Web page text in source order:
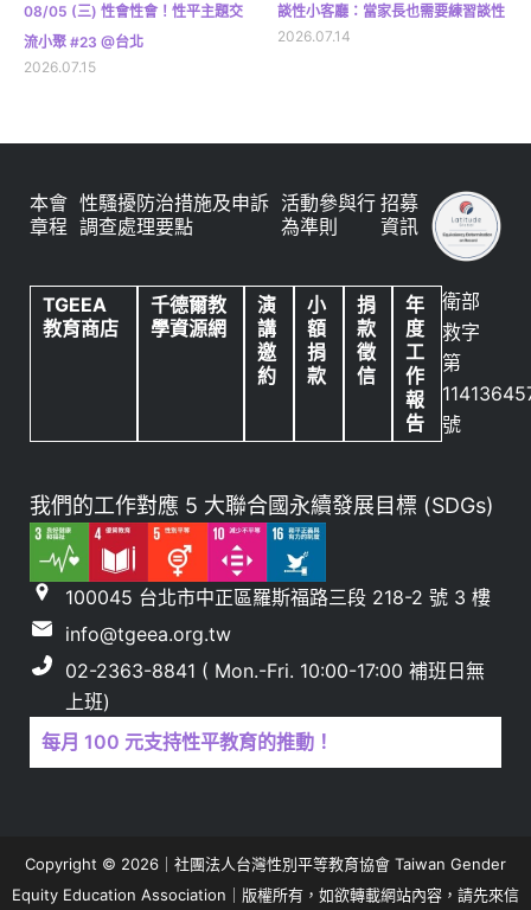
08/05 (三) 性會性會！性平主題交
流小聚 #23 @台北
2026.07.15
談性小客廳：當家長也需要練習談性
2026.07.14
本會
章程
性騷擾防治措施及申訴
調查處理要點
活動參與行
為準則
招募
資訊
TGEEA
教育商店
千德爾教
學資源網
演
講
邀
約
小
額
捐
款
捐
款
徵
信
年
度
工
作
報
告
衛部
救字
第
號
我們的工作對應 5 大聯合國永續發展目標 (SDGs)
100045 台北市中正區羅斯福路三段 218-2 號 3 樓
info@tgeea.org.tw
02-2363-8841 ( Mon.-Fri. 10:00-17:00 補班日無
上班)
每月 100 元支持性平教育的推動！
Copyright © 2026｜社團法人台灣性別平等教育協會 Taiwan Gender
Equity Education Association｜版權所有，如欲轉載網站內容，請先來信